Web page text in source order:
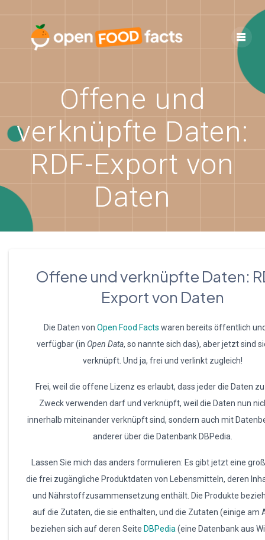
content
Offene und
verknüpfte Daten:
RDF-Export von
Daten
Offene und verknüpfte Daten:
Export von Daten
Die Daten von Open Food Facts waren bereits öffentlich
verfügbar (in Open Data, so nannte sich das), aber jetzt sind
verknüpft. Und ja, frei und verlinkt zugleich!
Frei, weil die offene Lizenz es erlaubt, dass jeder die Daten
Zweck verwenden darf und verknüpft, weil die Daten nun
innerhalb miteinander verknüpft sind, sondern auch mit
anderer über die Datenbank DBPedia.
Lassen Sie mich das anders formulieren: Es gibt jetzt eine
die frei zugängliche Produktdaten von Lebensmitteln, deren
und Nährstoffzusammensetzung enthält. Die Produkte
auf die Zutaten, die sie enthalten, und die Zutaten (einige am
beziehen sich auf deren Seite DBPedia (eine Datenbank aus